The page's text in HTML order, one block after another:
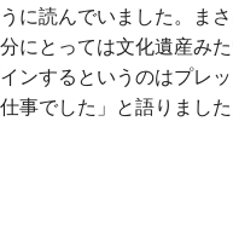
に読んでいました。ま
にとっては文化遺産みた
ンするというのはプレ
事でした」と語りました